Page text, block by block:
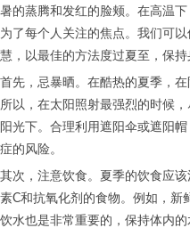
暑的蒸腾和发红的脸颊。在高温
为了每个人关注的焦点。我们可
慧，以最佳的方法度过夏至，保持
首先，忌暴晒。在酷热的夏季，
所以，在太阳照射最强烈的时候
阳光下。合理利用遮阳伞或遮阳
症的风险。
其次，注意饮食。夏季的饮食应
素C和抗氧化剂的食物。例如，新
饮水也是非常重要的，保持体内